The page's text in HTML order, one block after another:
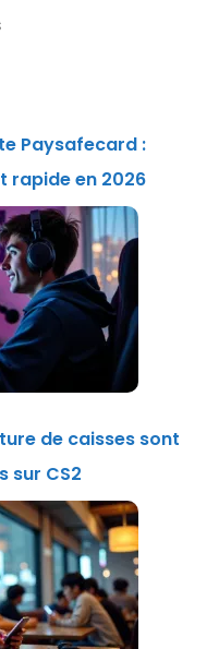
Paysafecard :
rapide en 2026
de caisses sont
sur CS2